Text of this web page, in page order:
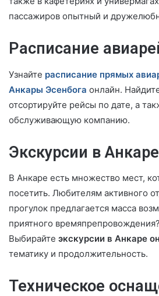
пассажиров опытный и
Расписание
Узнайте расписание прямых
Анкары Эсенбога онлайн.
отсортируйте рейсы по дате, а
обслуживающую компанию.
Экскурсии в Анкаре
В Анкаре есть множество мест,
посетить. Любителям активного
прогулок предлагается масса
приятного времяпрепровождения?
Выбирайте экскурсии в Анкаре
тематику и продолжительность.
Техническое